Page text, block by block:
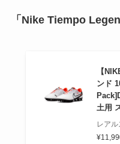
「Nike Tiempo
【
ンド
土用
レア